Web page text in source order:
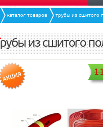
каталог товаров трубы из сшитого
Трубы из сшитого